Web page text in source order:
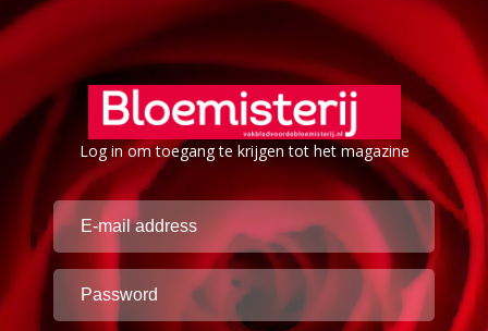
Log in om toegang te krijgen tot het magazine